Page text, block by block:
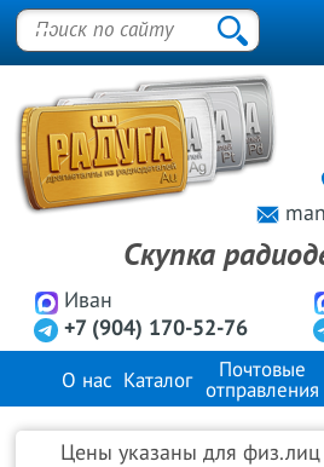
Иван
+7 (904) 170-52-76
Скупка
О нас Каталог
Почтовые
отправления
Продажа металлов
Цены указаны для